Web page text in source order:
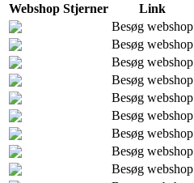
Webshop Stjerner
Link
Besøg webshop
Besøg webshop
Besøg webshop
Besøg webshop
Besøg webshop
Besøg webshop
Besøg webshop
Besøg webshop
Besøg webshop